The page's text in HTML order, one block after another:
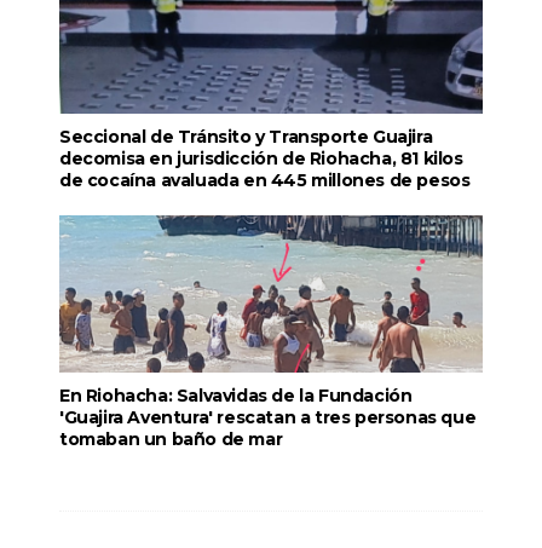
Seccional de Tránsito y Transporte Guajira
decomisa en jurisdicción de Riohacha, 81 kilos
de cocaína avaluada en 445 millones de pesos
En Riohacha: Salvavidas de la Fundación
'Guajira Aventura' rescatan a tres personas que
tomaban un baño de mar